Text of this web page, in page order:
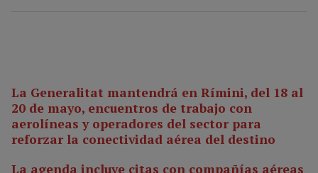
La Generalitat mantendrá en Rímini, del 18 al
20 de mayo, encuentros de trabajo con
aerolíneas y operadores del sector para
reforzar la conectividad aérea del destino
La agenda incluye citas con compañías aéreas